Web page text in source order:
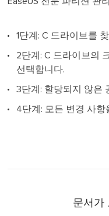
1단계: C 드라이브를
2단계: C 드라이브의
선택합니다.
3단계: 할당되지 않은
4단계: 모든 변경 사항
문서가